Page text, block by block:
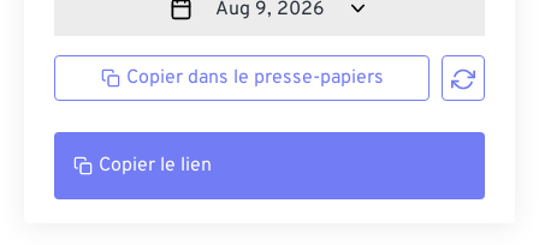
Copier dans le presse-papiers
Copier le lien